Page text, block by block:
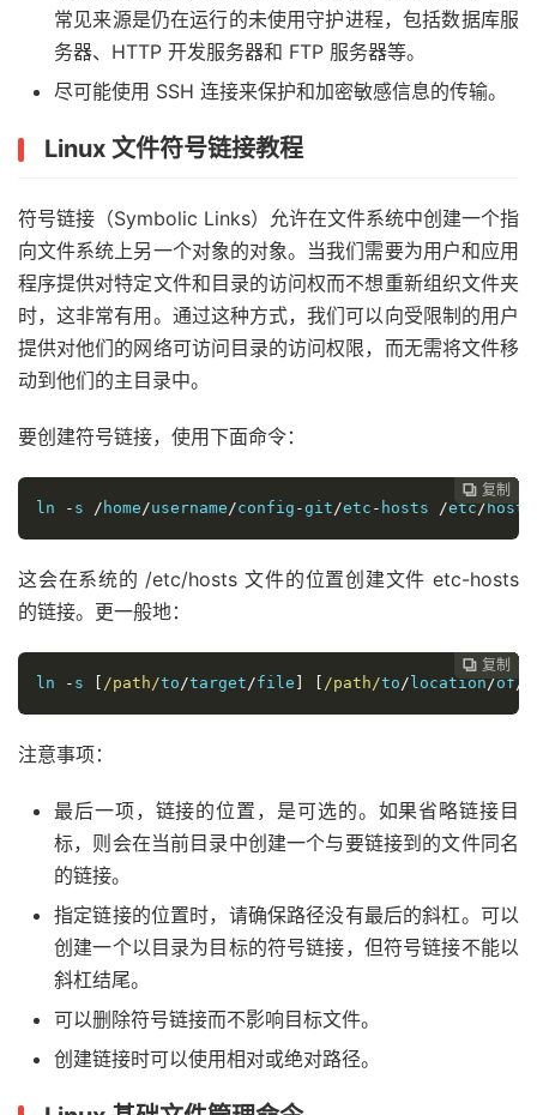
常见来源是仍在运行的未使用守护进程，包括数据库服
务器、HTTP 开发服务器和 FTP 服务器等。
尽可能使用 SSH 连接来保护和加密敏感信息的传输。
Linux 文件符号链接教程
符号链接（Symbolic Links）允许在文件系统中创建一个指
向文件系统上另一个对象的对象。当我们需要为用户和应用
程序提供对特定文件和目录的访问权而不想重新组织文件夹
时，这非常有用。通过这种方式，我们可以向受限制的用户
提供对他们的网络可访问目录的访问权限，而无需将文件移
动到他们的主目录中。
要创建符号链接，使用下面命令：
 复制
 复制
 复制
 复制
 复制
 复制
 复制
 复制
ln
- s / home /username /config -git /etc - hosts /etc /hosts
这会在系统的 /etc/hosts 文件的位置创建文件 etc-hosts
的链接。更一般地：
 复制
 复制
 复制
 复制
 复制
 复制
 复制
ln
- s [ /path/to /target /file ] [ /path/to /location /of /
注意事项：
最后一项，链接的位置，是可选的。如果省略链接目
标，则会在当前目录中创建一个与要链接到的文件同名
的链接。
指定链接的位置时，请确保路径没有最后的斜杠。可以
创建一个以目录为目标的符号链接，但符号链接不能以
斜杠结尾。
可以删除符号链接而不影响目标文件。
创建链接时可以使用相对或绝对路径。